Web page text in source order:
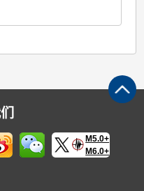
M5.0+
M6.0+